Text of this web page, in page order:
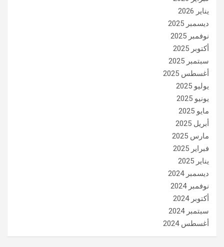
يناير 2026
ديسمبر 2025
نوفمبر 2025
أكتوبر 2025
سبتمبر 2025
أغسطس 2025
يوليو 2025
يونيو 2025
مايو 2025
أبريل 2025
مارس 2025
فبراير 2025
يناير 2025
ديسمبر 2024
نوفمبر 2024
أكتوبر 2024
سبتمبر 2024
أغسطس 2024